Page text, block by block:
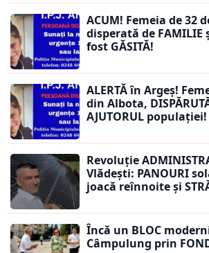
ACUM! Femeia de 32
disperată de
fost GĂSITĂ!
ALERTĂ în Argeș!
din Albota,
AJUTORUL populației!
Revoluție
Vlădești: PANOURI
joacă reînnoite și
Încă un BLOC
Câmpulung prin